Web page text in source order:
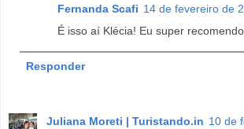
Fernanda Scafi 14 de fevereiro de
É isso aí Klécia! Eu super
Responder
Juliana Moreti | Turistando.in 10 de